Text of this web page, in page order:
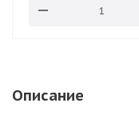
Описание